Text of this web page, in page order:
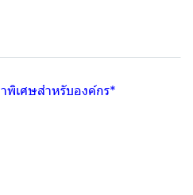
พิเศษสำหรับองค์กร*